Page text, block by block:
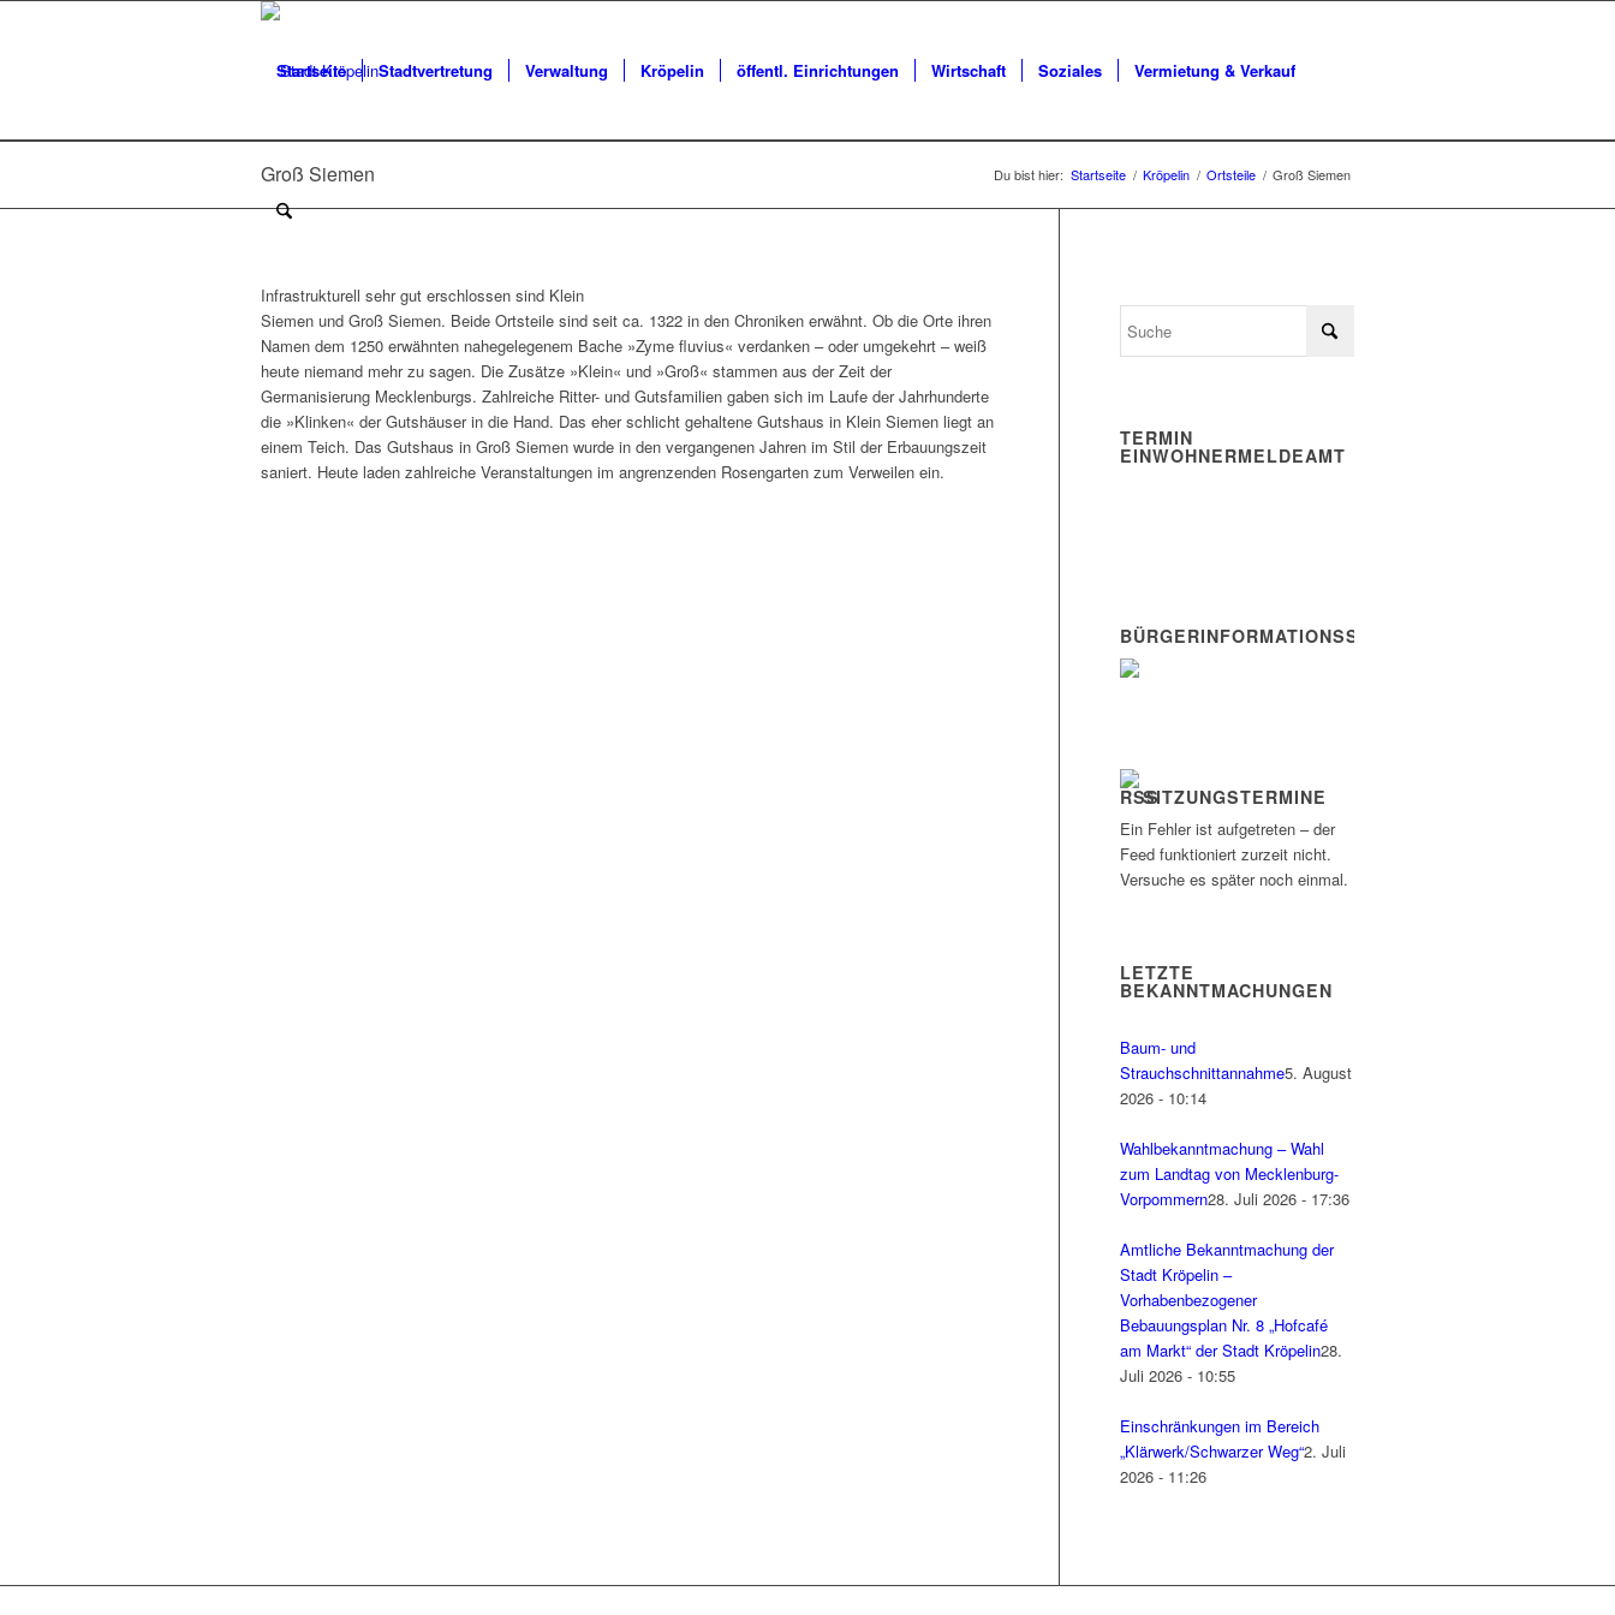
Startseite Stadtvertretung Verwaltung Kröpelin öffentl. Einrichtungen Wirtschaft Soziales Vermietung & Verkauf
Groß Siemen Du bist hier: Startseite / Kröpelin / Ortsteile / Groß Siemen
Infrastrukturell sehr gut erschlossen sind Klein
Siemen und Groß Siemen. Beide Ortsteile sind seit ca. 1322 in den Chroniken erwähnt. Ob die Orte ihren
Namen dem 1250 erwähnten nahegelegenem Bache »Zyme fluvius« verdanken – oder umgekehrt – weiß
heute niemand mehr zu sagen. Die Zusätze »Klein« und »Groß« stammen aus der Zeit der
Germanisierung Mecklenburgs. Zahlreiche Ritter- und Gutsfamilien gaben sich im Laufe der Jahrhunderte
die »Klinken« der Gutshäuser in die Hand. Das eher schlicht gehaltene Gutshaus in Klein Siemen liegt an
einem Teich. Das Gutshaus in Groß Siemen wurde in den vergangenen Jahren im Stil der Erbauungszeit
saniert. Heute laden zahlreiche Veranstaltungen im angrenzenden Rosengarten zum Verweilen ein.
TERMIN
EINWOHNERMELDEAMT
BÜRGERINFORMATIONSSYSTEM
SITZUNGSTERMINE
Ein Fehler ist aufgetreten – der
Feed funktioniert zurzeit nicht.
Versuche es später noch einmal.
LETZTE
BEKANNTMACHUNGEN
Baum- und
Strauchschnittannahme5. August
2026 - 10:14
Wahlbekanntmachung – Wahl
zum Landtag von Mecklenburg-
Vorpommern28. Juli 2026 - 17:36
Amtliche Bekanntmachung der
Stadt Kröpelin –
Vorhabenbezogener
Bebauungsplan Nr. 8 „Hofcafé
am Markt“ der Stadt Kröpelin28.
Juli 2026 - 10:55
Einschränkungen im Bereich
„Klärwerk/Schwarzer Weg“2. Juli
2026 - 11:26